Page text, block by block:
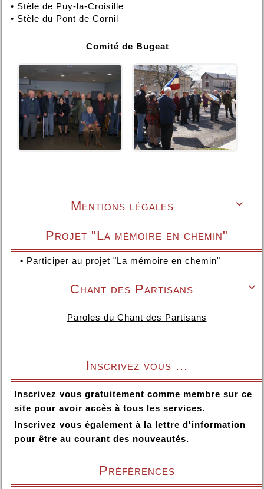
• Stèle de Puy-la-Croisille
• Stèle du Pont de Cornil
Comité de Bugeat

Mentions légales
Projet "La mémoire en chemin"
• Participer au projet "La mémoire en chemin"

Chant des Partisans
Paroles du Chant des Partisans
Inscrivez vous ...
Inscrivez vous gratuitement comme membre sur ce
site pour avoir accès à tous les services.
Inscrivez vous également à la lettre d'information
pour être au courant des nouveautés.
Préférences